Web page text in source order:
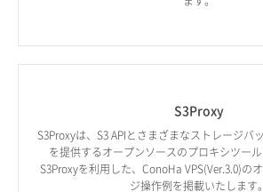
S3Proxy
S3Proxyは、S3 APIとさまざまなストレージバ
を提供するオープンソースのプロキシツール
S3Proxyを利用した、ConoHa VPS(Ver.3.0)の
ジ操作例を掲載いたします。